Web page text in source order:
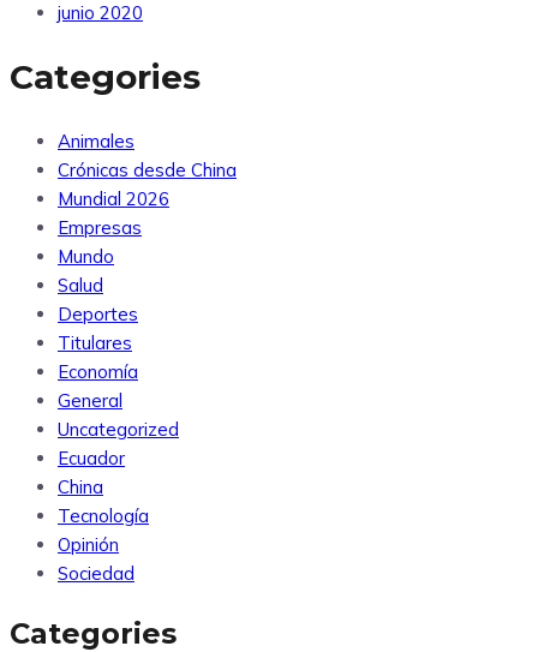
junio 2020
Categories
Animales
Crónicas desde China
Mundial 2026
Empresas
Mundo
Salud
Deportes
Titulares
Economía
General
Uncategorized
Ecuador
China
Tecnología
Opinión
Sociedad
Categories